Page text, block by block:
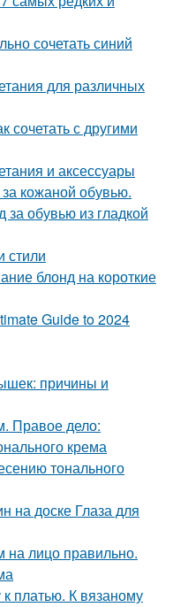
сочетать синий
для различных
с другими
и аксессуары
кожаной обувью.
за обувью из гладкой
стили
блонд на короткие
Guide to 2024
причины и
Правое дело:
крема
тонального
на доске Глаза для
на лицо правильно.
платью. К вязаному